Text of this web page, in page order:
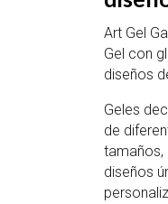
Art Gel
Gel con
diseños
Geles
de
tamaños,
diseños